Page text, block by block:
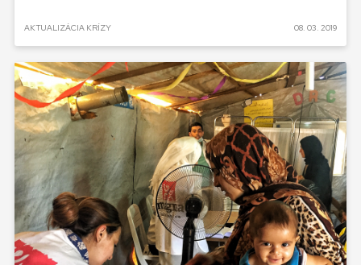
AKTUALIZÁCIA KRÍZY 08. 03. 2019